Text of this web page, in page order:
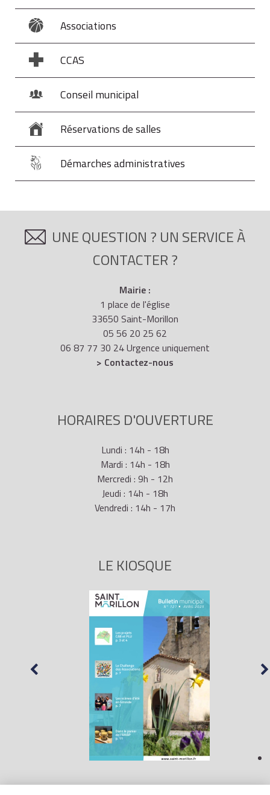
Associations
CCAS
Conseil municipal
Réservations de salles
Démarches administratives
UNE QUESTION ? UN SERVICE À
CONTACTER ?
Mairie :
1 place de l'église
33650 Saint-Morillon
05 56 20 25 62
06 87 77 30 24 Urgence uniquement
> Contactez-nous
HORAIRES D'OUVERTURE
Lundi : 14h - 18h
Mardi : 14h - 18h
Mercredi : 9h - 12h
Jeudi : 14h - 18h
Vendredi : 14h - 17h
LE KIOSQUE